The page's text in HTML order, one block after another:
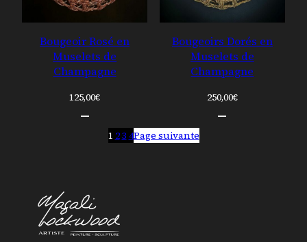
Bougeoir Rosé en
Muselets de
Champagne
125,00€
Bougeoirs Dorés en
Muselets de
Champagne
250,00€
1 23 4Page suivante